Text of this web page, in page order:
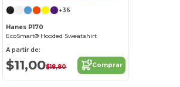
+36
Hanes P170
EcoSmart® Hooded Sweatshirt
A partir de:
$11,00$18,80 Comprar